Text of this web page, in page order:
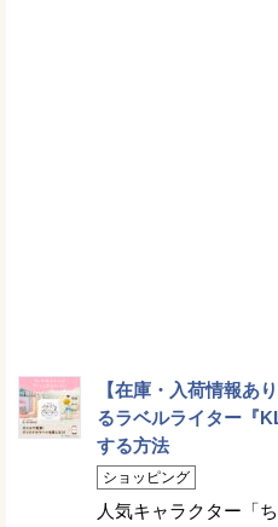
【在庫・入荷情報あ
るラベルライター『
する方法
ショッピング
人気キャラクター「